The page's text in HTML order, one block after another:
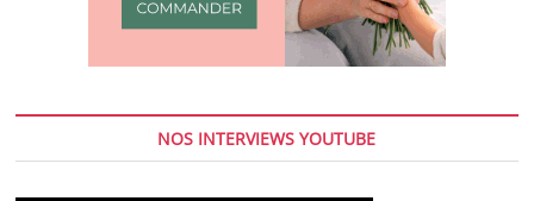
NOS INTERVIEWS YOUTUBE